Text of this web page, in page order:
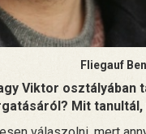
Fliegauf
Viktor osztályában
Mit